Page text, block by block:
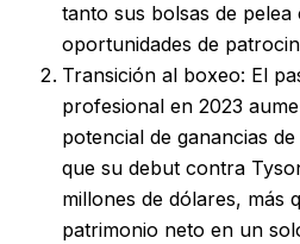
tanto sus bolsas de pelea
oportunidades de
Transición al boxeo: El
profesional en 2023
potencial de ganancias
que su debut contra
millones de dólares, más
patrimonio neto en un